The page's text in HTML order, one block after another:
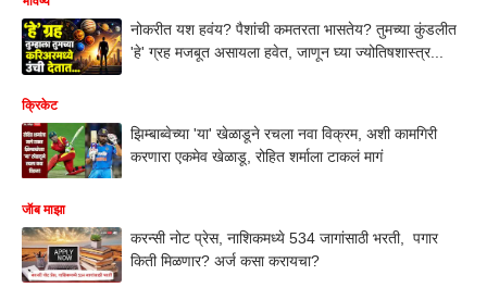
नोकरीत यश हवंय? पैशांची कमतरता भासतेय? तुमच्या कुंडलीत
'हे' ग्रह मजबूत असायला हवेत, जाणून घ्या ज्योतिषशास्त्र...
क्रिकेट
झिम्बाब्वेच्या 'या' खेळाडूने रचला नवा विक्रम, अशी कामगिरी
करणारा एकमेव खेळाडू, रोहित शर्माला टाकलं मागं
जॅाब माझा
करन्सी नोट प्रेस, नाशिकमध्ये 534 जागांसाठी भरती, पगार
किती मिळणार? अर्ज कसा करायचा?